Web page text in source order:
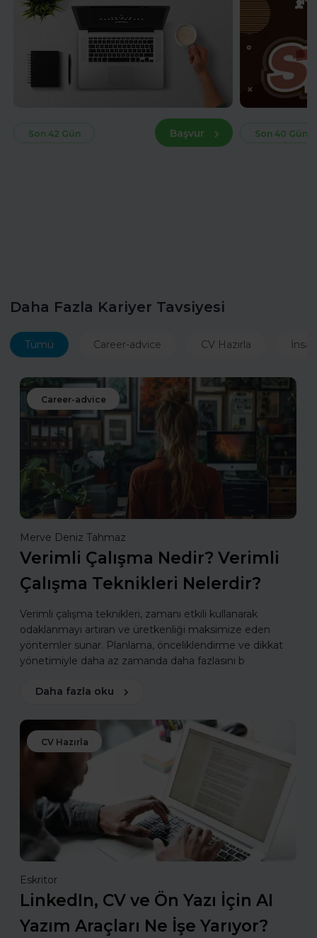
Son 42 Gün Başvur Son 40 Gün
Daha Fazla Kariyer Tavsiyesi
Tümü Career-advice CV Hazırla
Career-advice
Merve Deniz Tahmaz
Verimli Çalışma Nedir? Verimli
Çalışma Teknikleri Nelerdir?
Verimli çalışma teknikleri, zamanı etkili kullanarak
odaklanmayı artıran ve üretkenliği maksimize eden
yöntemler sunar. Planlama, önceliklendirme ve dikkat
yönetimiyle daha az zamanda daha fazlasını b
Daha fazla oku
CV Hazırla
Eskritor
LinkedIn, CV ve Ön Yazı İçin AI
Yazım Araçları Ne İşe Yarıyor?